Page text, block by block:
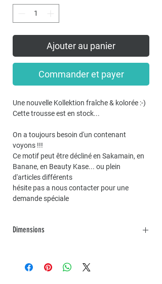
Ajouter au panier
Commander et payer
Une nouvelle Kollektion fraîche & kolorée :-)
Cette trousse est en stock...
On a toujours besoin d'un contenant
voyons !!!
Ce motif peut être décliné en Sakamain, en
Banane, en Beauty Kase... ou plein
d'articles différents
hésite pas a nous contacter pour une
demande spéciale
Dimensions
Possibilité de faire une trousse sur mesure
sur demande